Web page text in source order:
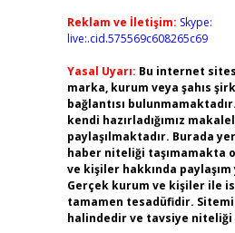
Reklam ve İletişim: Skype:
live:.cid.575569c608265c69
Yasal Uyarı: Bu internet
marka, kurum veya şahıs
bağlantısı
kendi hazırladığımız
paylaşılmaktadır. Burada
haber niteliği taşımamakta
ve kişiler hakkında
Gerçek kurum ve kişiler ile
tamamen tesadüfidir.
halindedir ve tavsiye niteliği